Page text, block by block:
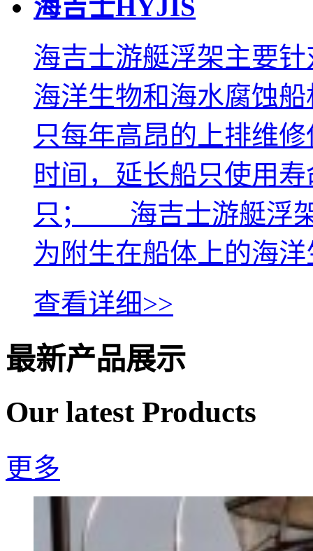
海吉士HYJIS
海吉士游艇浮架主要
海洋生物和海水腐蚀
只每年高昂的上排维
时间，延长船只使用
只； 海吉士游艇浮
为附生在船体上的海
查看详细>>
最新产品展示
Our latest Products
更多